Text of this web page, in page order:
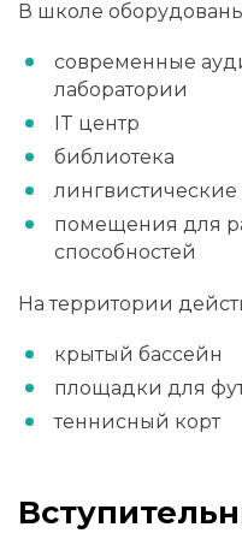
В школе
современные
лаборатории
IT центр
библиотека
лингвистические
помещения для
способностей
На территории
крытый бассейн
площадки для
теннисный корт